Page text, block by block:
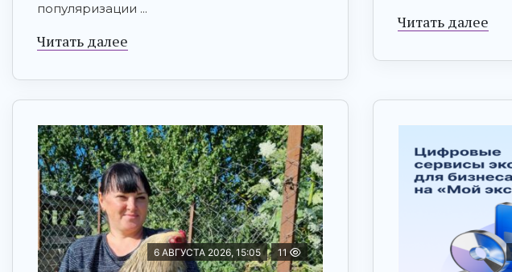
популяризации ...
Читать далее
Читать далее
6 АВГУСТА 2026, 15:05 11